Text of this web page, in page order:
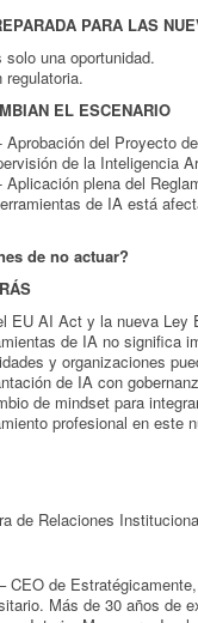
PARA LAS
una oportunidad.
regulatoria.
EL ESCENARIO
Aprobación del Proyecto
de la Inteligencia
Aplicación plena del
de IA está
de no actuar?
EU AI Act y la nueva Ley
de IA no significa
y organizaciones
de IA con
de mindset para
profesional en este
de Relaciones
CEO de
Más de 30 años de